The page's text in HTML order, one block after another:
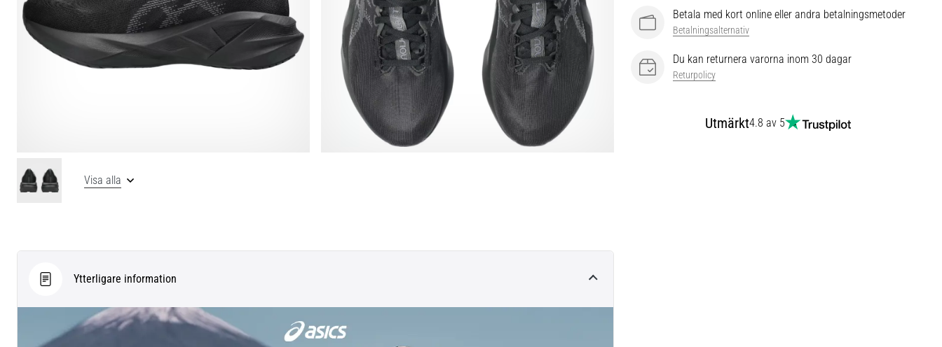
Betala med kort online eller andra betalningsmetoder
Betalningsalternativ
Du kan returnera varorna inom 30 dagar
Returpolicy
Utmärkt4.8 av 5
Visa alla
Ytterligare information